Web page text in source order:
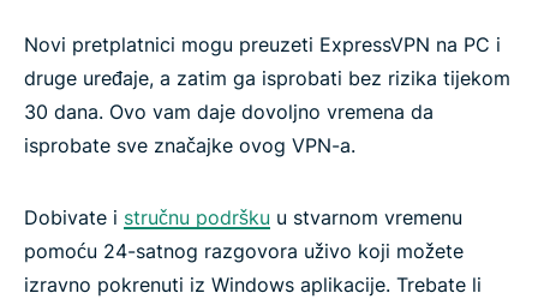
Novi pretplatnici mogu preuzeti ExpressVPN na PC i
druge uređaje, a zatim ga isprobati bez rizika tijekom
30 dana. Ovo vam daje dovoljno vremena da
isprobate sve značajke ovog VPN-a.
Dobivate i stručnu podršku u stvarnom vremenu
pomoću 24-satnog razgovora uživo koji možete
izravno pokrenuti iz Windows aplikacije. Trebate li